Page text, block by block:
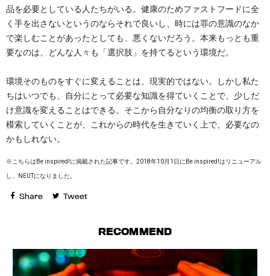
品を必要としている人たちがいる。健康のためファストフードに全
く手を出さないというのならそれで良いし、時には罪の意識のなか
で楽しむことがあったとしても、悪くないだろう。本来もっとも重
要なのは、どんな人々も「選択肢」を持てるという環境だ。
環境そのものをすぐに変えることは、現実的ではない。しかし私た
ちはいつでも、自分にとって必要な知識を得ていくことで、少しだ
け意識を変えることはできる。そこから自分なりの均衡の取り方を
模索していくことが、これからの時代を生きていく上で、必要なの
かもしれない。
※こちらはBe inspired!に掲載された記事です。2018年10月1日にBe inspired!はリニューアル
し、NEUTになりました。
Share Tweet
RECOMMEND